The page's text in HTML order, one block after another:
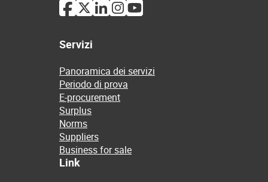
Servizi
Panoramica dei servizi
Periodo di prova
E-procurement
Surplus
Norms
Suppliers
Business for sale
Link